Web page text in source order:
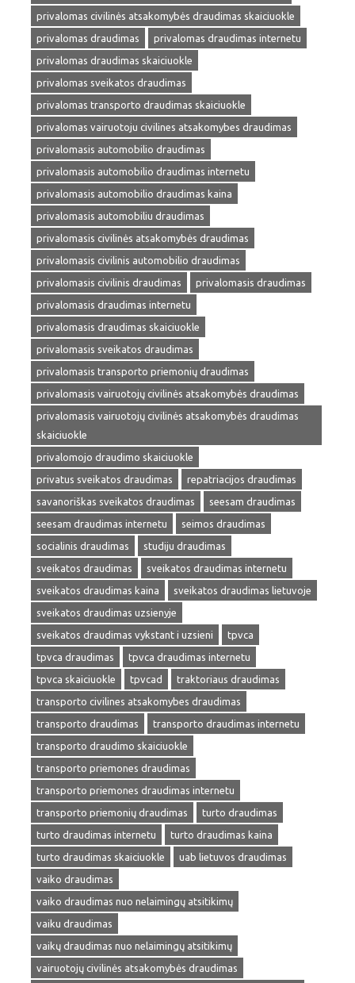
privalomas civilinės atsakomybės draudimas skaiciuokle
privalomas draudimas
privalomas draudimas internetu
privalomas draudimas skaiciuokle
privalomas sveikatos draudimas
privalomas transporto draudimas skaiciuokle
privalomas vairuotoju civilines atsakomybes draudimas
privalomasis automobilio draudimas
privalomasis automobilio draudimas internetu
privalomasis automobilio draudimas kaina
privalomasis automobiliu draudimas
privalomasis civilinės atsakomybės draudimas
privalomasis civilinis automobilio draudimas
privalomasis civilinis draudimas
privalomasis draudimas
privalomasis draudimas internetu
privalomasis draudimas skaiciuokle
privalomasis sveikatos draudimas
privalomasis transporto priemonių draudimas
privalomasis vairuotojų civilinės atsakomybės draudimas
privalomasis vairuotojų civilinės atsakomybės draudimas
skaiciuokle
privalomojo draudimo skaiciuokle
privatus sveikatos draudimas
repatriacijos draudimas
savanoriškas sveikatos draudimas
seesam draudimas
seesam draudimas internetu
seimos draudimas
socialinis draudimas
studiju draudimas
sveikatos draudimas
sveikatos draudimas internetu
sveikatos draudimas kaina
sveikatos draudimas lietuvoje
sveikatos draudimas uzsienyje
sveikatos draudimas vykstant i uzsieni
tpvca
tpvca draudimas
tpvca draudimas internetu
tpvca skaiciuokle
tpvcad
traktoriaus draudimas
transporto civilines atsakomybes draudimas
transporto draudimas
transporto draudimas internetu
transporto draudimo skaiciuokle
transporto priemones draudimas
transporto priemones draudimas internetu
transporto priemonių draudimas
turto draudimas
turto draudimas internetu
turto draudimas kaina
turto draudimas skaiciuokle
uab lietuvos draudimas
vaiko draudimas
vaiko draudimas nuo nelaimingų atsitikimų
vaiku draudimas
vaikų draudimas nuo nelaimingų atsitikimų
vairuotojų civilinės atsakomybės draudimas